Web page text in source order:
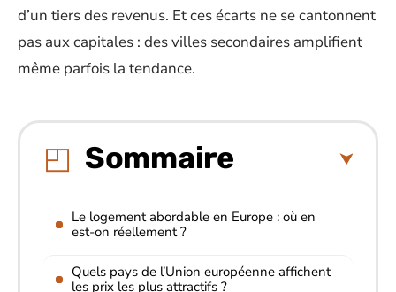
d’un tiers des revenus. Et ces écarts ne se cantonnent
pas aux capitales : des villes secondaires amplifient
même parfois la tendance.
Sommaire
Le logement abordable en Europe : où en
est-on réellement ?
Quels pays de l’Union européenne affichent
les prix les plus attractifs ?